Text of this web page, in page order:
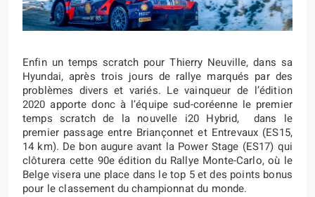
Enfin un temps scratch pour Thierry Neuville, dans sa
Hyundai, après trois jours de rallye marqués par des
problèmes divers et variés. Le vainqueur de l’édition
2020 apporte donc à l’équipe sud-coréenne le premier
temps scratch de la nouvelle i20 Hybrid, dans le
premier passage entre Briançonnet et Entrevaux (ES15,
14 km). De bon augure avant la Power Stage (ES17) qui
clôturera cette 90e édition du Rallye Monte-Carlo, où le
Belge visera une place dans le top 5 et des points bonus
pour le classement du championnat du monde.